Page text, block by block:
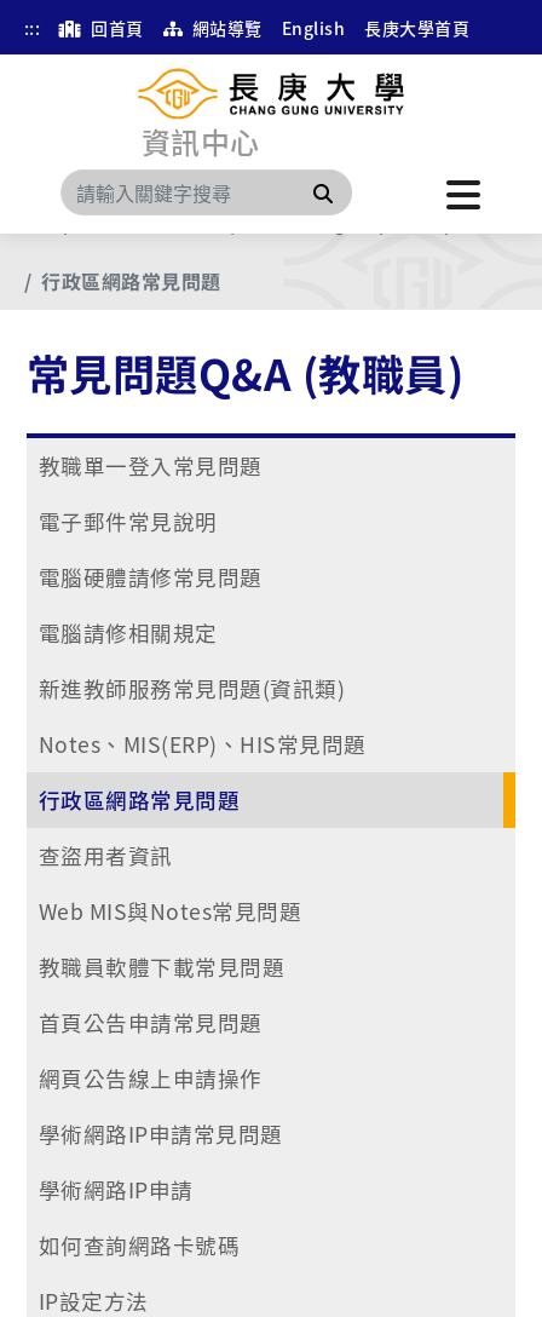
::: 回首頁 網站導覽 English 長庚大學首頁
資訊中心
搜尋
第二階以後文件
常見問題Q&A (教職員)
行政區網路常見問題
常見問題Q&A (教職員)
教職單一登入常見問題
電子郵件常見說明
電腦硬體請修常見問題
電腦請修相關規定
新進教師服務常見問題(資訊類)
Notes、MIS(ERP)、HIS常見問題
行政區網路常見問題
查盜用者資訊
Web MIS與Notes常見問題
教職員軟體下載常見問題
首頁公告申請常見問題
網頁公告線上申請操作
學術網路IP申請常見問題
學術網路IP申請
如何查詢網路卡號碼
IP設定方法